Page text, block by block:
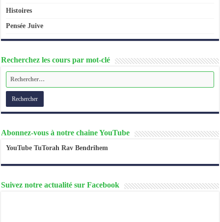
Histoires
Pensée Juive
Recherchez les cours par mot-clé
Abonnez-vous à notre chaine YouTube
YouTube TuTorah Rav Bendrihem
Suivez notre actualité sur Facebook